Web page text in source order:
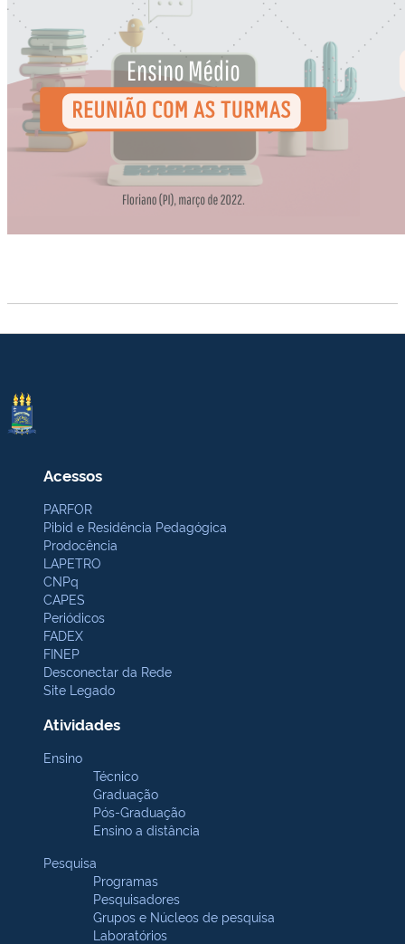
Acessos
PARFOR
Pibid e Residência Pedagógica
Prodocência
LAPETRO
CNPq
CAPES
Periódicos
FADEX
FINEP
Desconectar da Rede
Site Legado
Atividades
Ensino
Técnico
Graduação
Pós-Graduação
Ensino a distância
Pesquisa
Programas
Pesquisadores
Grupos e Núcleos de pesquisa
Laboratórios